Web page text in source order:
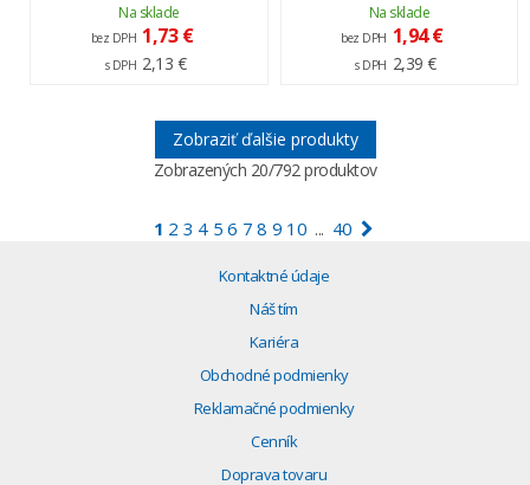
Na sklade
bez DPH 1,73 €
s DPH 2,13 €
Na sklade
bez DPH 1,94 €
s DPH 2,39 €
Zobraziť ďalšie produkty
Zobrazených 20/792 produktov
1 2 3 4 5 6 7 8 9 10 ... 40
Kontaktné údaje
Náš tím
Kariéra
Obchodné podmienky
Reklamačné podmienky
Cenník
Doprava tovaru